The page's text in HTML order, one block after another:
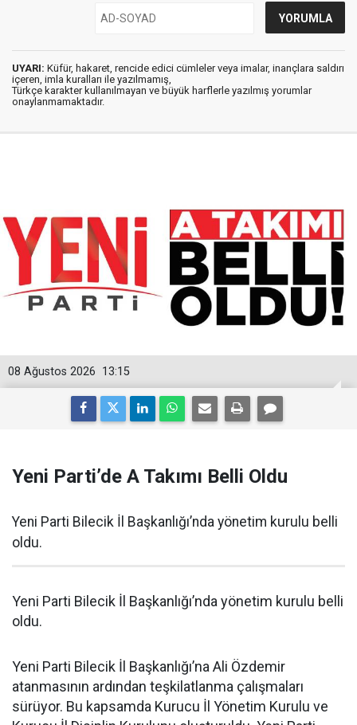
UYARI: Küfür, hakaret, rencide edici cümleler veya imalar, inançlara saldırı
içeren, imla kuralları ile yazılmamış,
Türkçe karakter kullanılmayan ve büyük harflerle yazılmış yorumlar
onaylanmamaktadır.
13:15
08 Ağustos 2026
Yeni Parti’de A Takımı Belli Oldu
Yeni Parti Bilecik İl Başkanlığı’nda yönetim kurulu belli
oldu.
Yeni Parti Bilecik İl Başkanlığı’nda yönetim kurulu belli
oldu.
Yeni Parti Bilecik İl Başkanlığı’na Ali Özdemir
atanmasının ardından teşkilatlanma çalışmaları
sürüyor. Bu kapsamda Kurucu İl Yönetim Kurulu ve